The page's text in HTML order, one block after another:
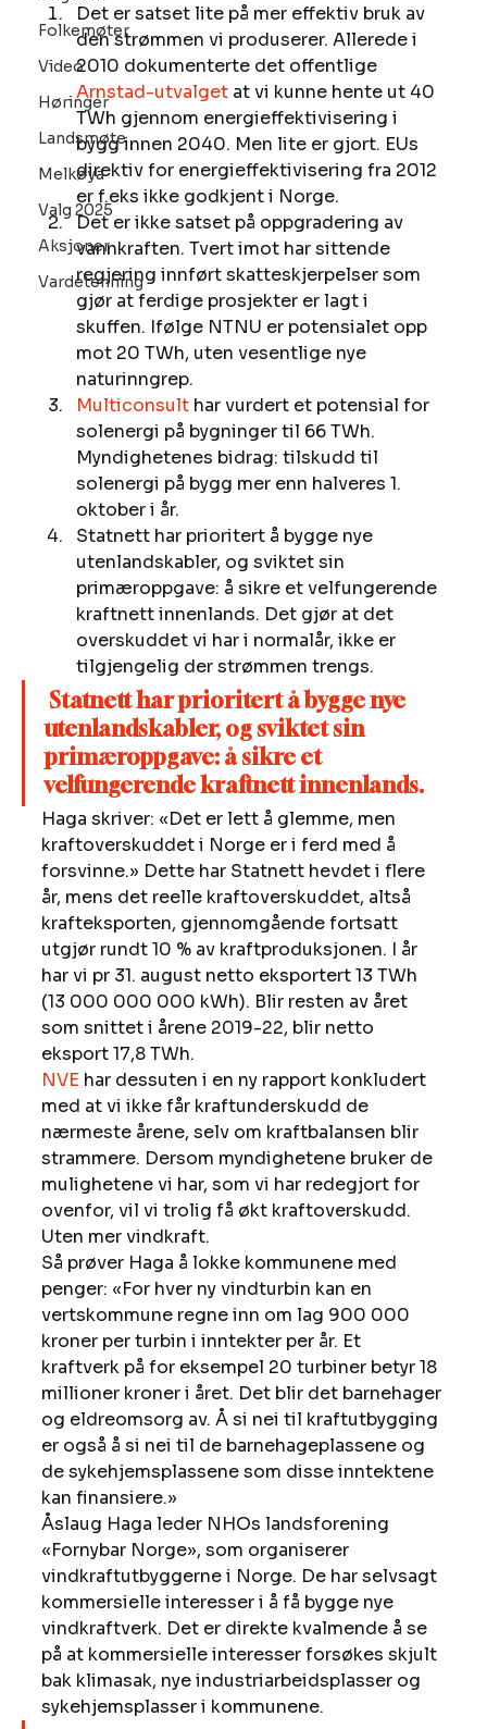
Folkemøter
Video
Høringer
Landsmøte
Melkøya
Valg 2025
Aksjoner
Vardetenning
Det er satset lite på mer effektiv bruk av
den strømmen vi produserer. Allerede i
2010 dokumenterte det offentlige
Arnstad-utvalget at vi kunne hente ut 40
TWh gjennom energieffektivisering i
bygg innen 2040. Men lite er gjort. EUs
direktiv for energieffektivisering fra 2012
er f.eks ikke godkjent i Norge.
Det er ikke satset på oppgradering av
vannkraften. Tvert imot har sittende
regjering innført skatteskjerpelser som
gjør at ferdige prosjekter er lagt i
skuffen. Ifølge NTNU er potensialet opp
mot 20 TWh, uten vesentlige nye
naturinngrep.
Multiconsult har vurdert et potensial for
solenergi på bygninger til 66 TWh.
Myndighetenes bidrag: tilskudd til
solenergi på bygg mer enn halveres 1.
oktober i år.
Statnett har prioritert å bygge nye
utenlandskabler, og sviktet sin
primæroppgave: å sikre et velfungerende
kraftnett innenlands. Det gjør at det
overskuddet vi har i normalår, ikke er
tilgjengelig der strømmen trengs.
Statnett har prioritert å bygge nye
utenlandskabler, og sviktet sin
primæroppgave: å sikre et
velfungerende kraftnett innenlands.
Haga skriver: «Det er lett å glemme, men
kraftoverskuddet i Norge er i ferd med å
forsvinne.» Dette har Statnett hevdet i flere
år, mens det reelle kraftoverskuddet, altså
krafteksporten, gjennomgående fortsatt
utgjør rundt 10 % av kraftproduksjonen. I år
har vi pr 31. august netto eksportert 13 TWh
(13 000 000 000 kWh). Blir resten av året
som snittet i årene 2019-22, blir netto
eksport 17,8 TWh.
NVE har dessuten i en ny rapport konkludert
med at vi ikke får kraftunderskudd de
nærmeste årene, selv om kraftbalansen blir
strammere. Dersom myndighetene bruker de
mulighetene vi har, som vi har redegjort for
ovenfor, vil vi trolig få økt kraftoverskudd.
Uten mer vindkraft.
Så prøver Haga å lokke kommunene med
penger: «For hver ny vindturbin kan en
vertskommune regne inn om lag 900 000
kroner per turbin i inntekter per år. Et
kraftverk på for eksempel 20 turbiner betyr 18
millioner kroner i året. Det blir det barnehager
og eldreomsorg av. Å si nei til kraftutbygging
er også å si nei til de barnehageplassene og
de sykehjemsplassene som disse inntektene
kan finansiere.»
Åslaug Haga leder NHOs landsforening
«Fornybar Norge», som organiserer
vindkraftutbyggerne i Norge. De har selvsagt
kommersielle interesser i å få bygge nye
vindkraftverk. Det er direkte kvalmende å se
på at kommersielle interesser forsøkes skjult
bak klimasak, nye industriarbeidsplasser og
sykehjemsplasser i kommunene.